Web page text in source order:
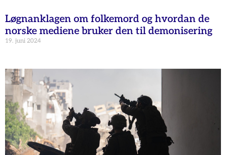
Løgnanklagen om folkemord og hvordan de
norske mediene bruker den til demonisering
19. juni 2024